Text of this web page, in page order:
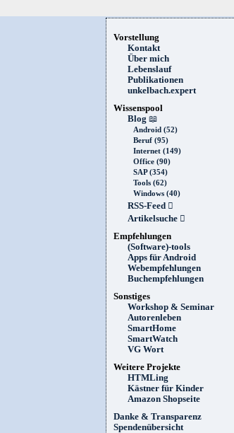
Vorstellung
Kontakt
Über mich
Lebenslauf
Publikationen
unkelbach.expert
Wissenspool
Blog 📖
Android (52)
Beruf (95)
Internet (149)
Office (90)
SAP (354)
Tools (62)
Windows (40)
RSS-Feed 
Artikelsuche 
Empfehlungen
(Software)-tools
Apps für Android
Webempfehlungen
Buchempfehlungen
Sonstiges
Workshop & Seminar
Autorenleben
SmartHome
SmartWatch
VG Wort
Weitere Projekte
HTMLing
Kästner für Kinder
Amazon Shopseite
Danke & Transparenz
Spendenübersicht